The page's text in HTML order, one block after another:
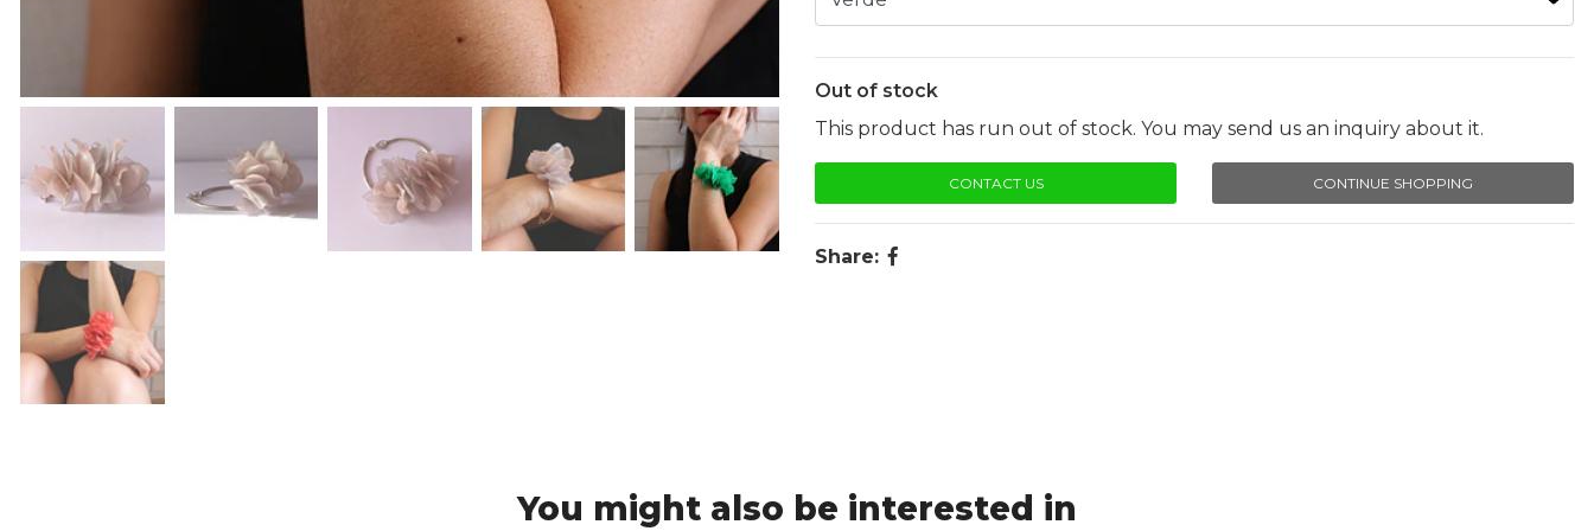
Out of stock
This product has run out of stock. You may send us an inquiry about it.
CONTACT US CONTINUE SHOPPING
Share:
You might also be interested in